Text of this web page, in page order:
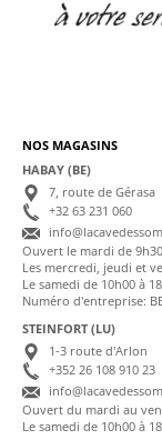
NOS MAGASINS
HABAY (BE)
7, route de Gérasa
+32 63 231 060
Ouvert le mardi de
Les mercredi, jeudi et
Le samedi de 10h00 à
Numéro d'entreprise:
STEINFORT (LU)
1-3 route d'Arlon
+352 26 108 910 23
Ouvert du mardi au
Le samedi de 10h00 à